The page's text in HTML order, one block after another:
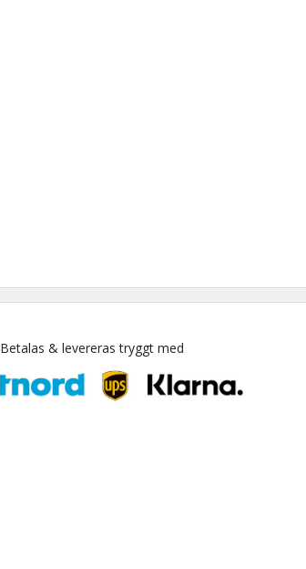
Betalas & levereras tryggt med